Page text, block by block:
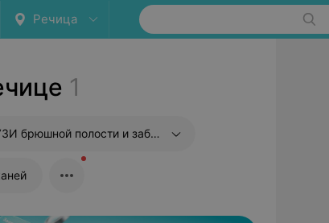
Речица
1
брюшной полости и забрюшиного пространства